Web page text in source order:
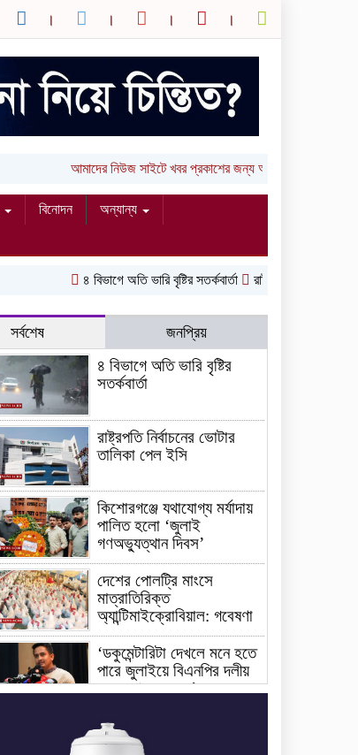
আমাদের নিউজ সাইটে খবর প্রকাশের জন্য আপনার লিখা
বিনোদন
অন্যান্য
৪ বিভাগে অতি ভারি বৃষ্টির সতর্কবার্তা রাষ্ট্রপতি নির্বাচনের
সর্বশেষ জনপ্রিয়
৪ বিভাগে অতি ভারি বৃষ্টির
সতর্কবার্তা
রাষ্ট্রপতি নির্বাচনের ভোটার
তালিকা পেল ইসি
কিশোরগঞ্জে যথাযোগ্য মর্যাদায়
পালিত হলো ‘জুলাই
গণঅভ্যুত্থান দিবস’
দেশের পোলট্রি মাংসে
মাত্রাতিরিক্ত
অ্যান্টিমাইক্রোবিয়াল: গবেষণা
‘ডকুমেন্টারিটা দেখলে মনে হতে
পারে জুলাইয়ে বিএনপির দলীয়
অভ্যুত্থান হয়েছে’
জুলাইয়ের অনুষ্ঠানে তথ্যচিত্র
নিয়ে হট্টগোল